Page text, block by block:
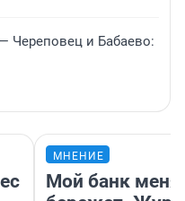
Череповец и Бабаево:
МНЕНИЕ
Мой банк меня